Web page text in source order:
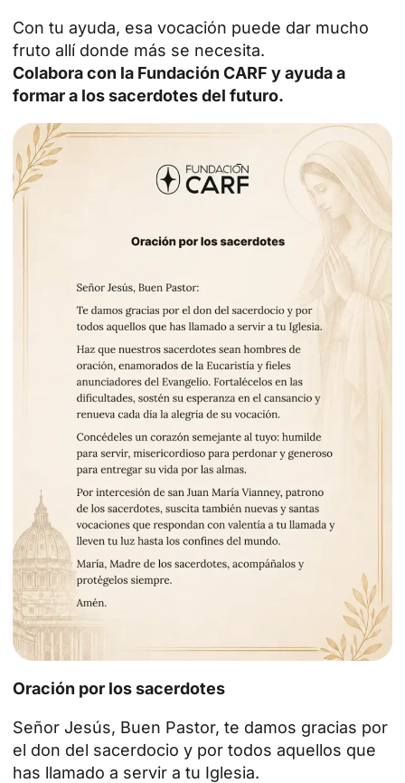
Con tu ayuda, esa vocación puede dar mucho
fruto allí donde más se necesita.
Colabora con la Fundación CARF y ayuda a
formar a los sacerdotes del futuro.
Oración por los sacerdotes
Señor Jesús, Buen Pastor, te damos gracias por
el don del sacerdocio y por todos aquellos que
has llamado a servir a tu Iglesia.